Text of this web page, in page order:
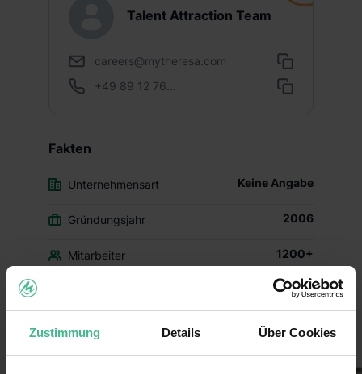
Zustimmung Details Über Cookies
Talent Attraction Team
careers@mytheresa.com
+49 89 12 76...
Fakten
Unternehmensart Keine Angabe
Gründungsjahr 2006
Mitarbeiter 1200+
Sonstige Branchen
Einblicke ins Unternehmen